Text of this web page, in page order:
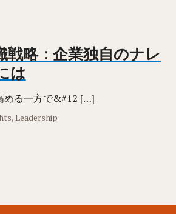
戦略：企業独自のナレ
は
める一方で&#12 […]
Leadership